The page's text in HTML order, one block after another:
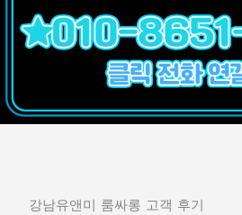
강남유앤미 룸싸롱 고객 후기